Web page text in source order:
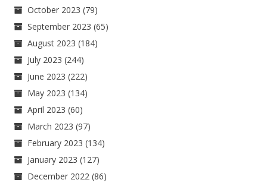
October 2023 (79)
September 2023 (65)
August 2023 (184)
July 2023 (244)
June 2023 (222)
May 2023 (134)
April 2023 (60)
March 2023 (97)
February 2023 (134)
January 2023 (127)
December 2022 (86)